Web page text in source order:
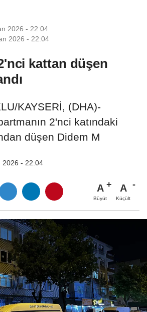
2026 - 22:04
2026 - 22:04
kattan düşen
KAYSERİ, (DHA)-
2'nci katındaki
düşen Didem M
2026 - 22:04
A
Büyüt
A
Küçült